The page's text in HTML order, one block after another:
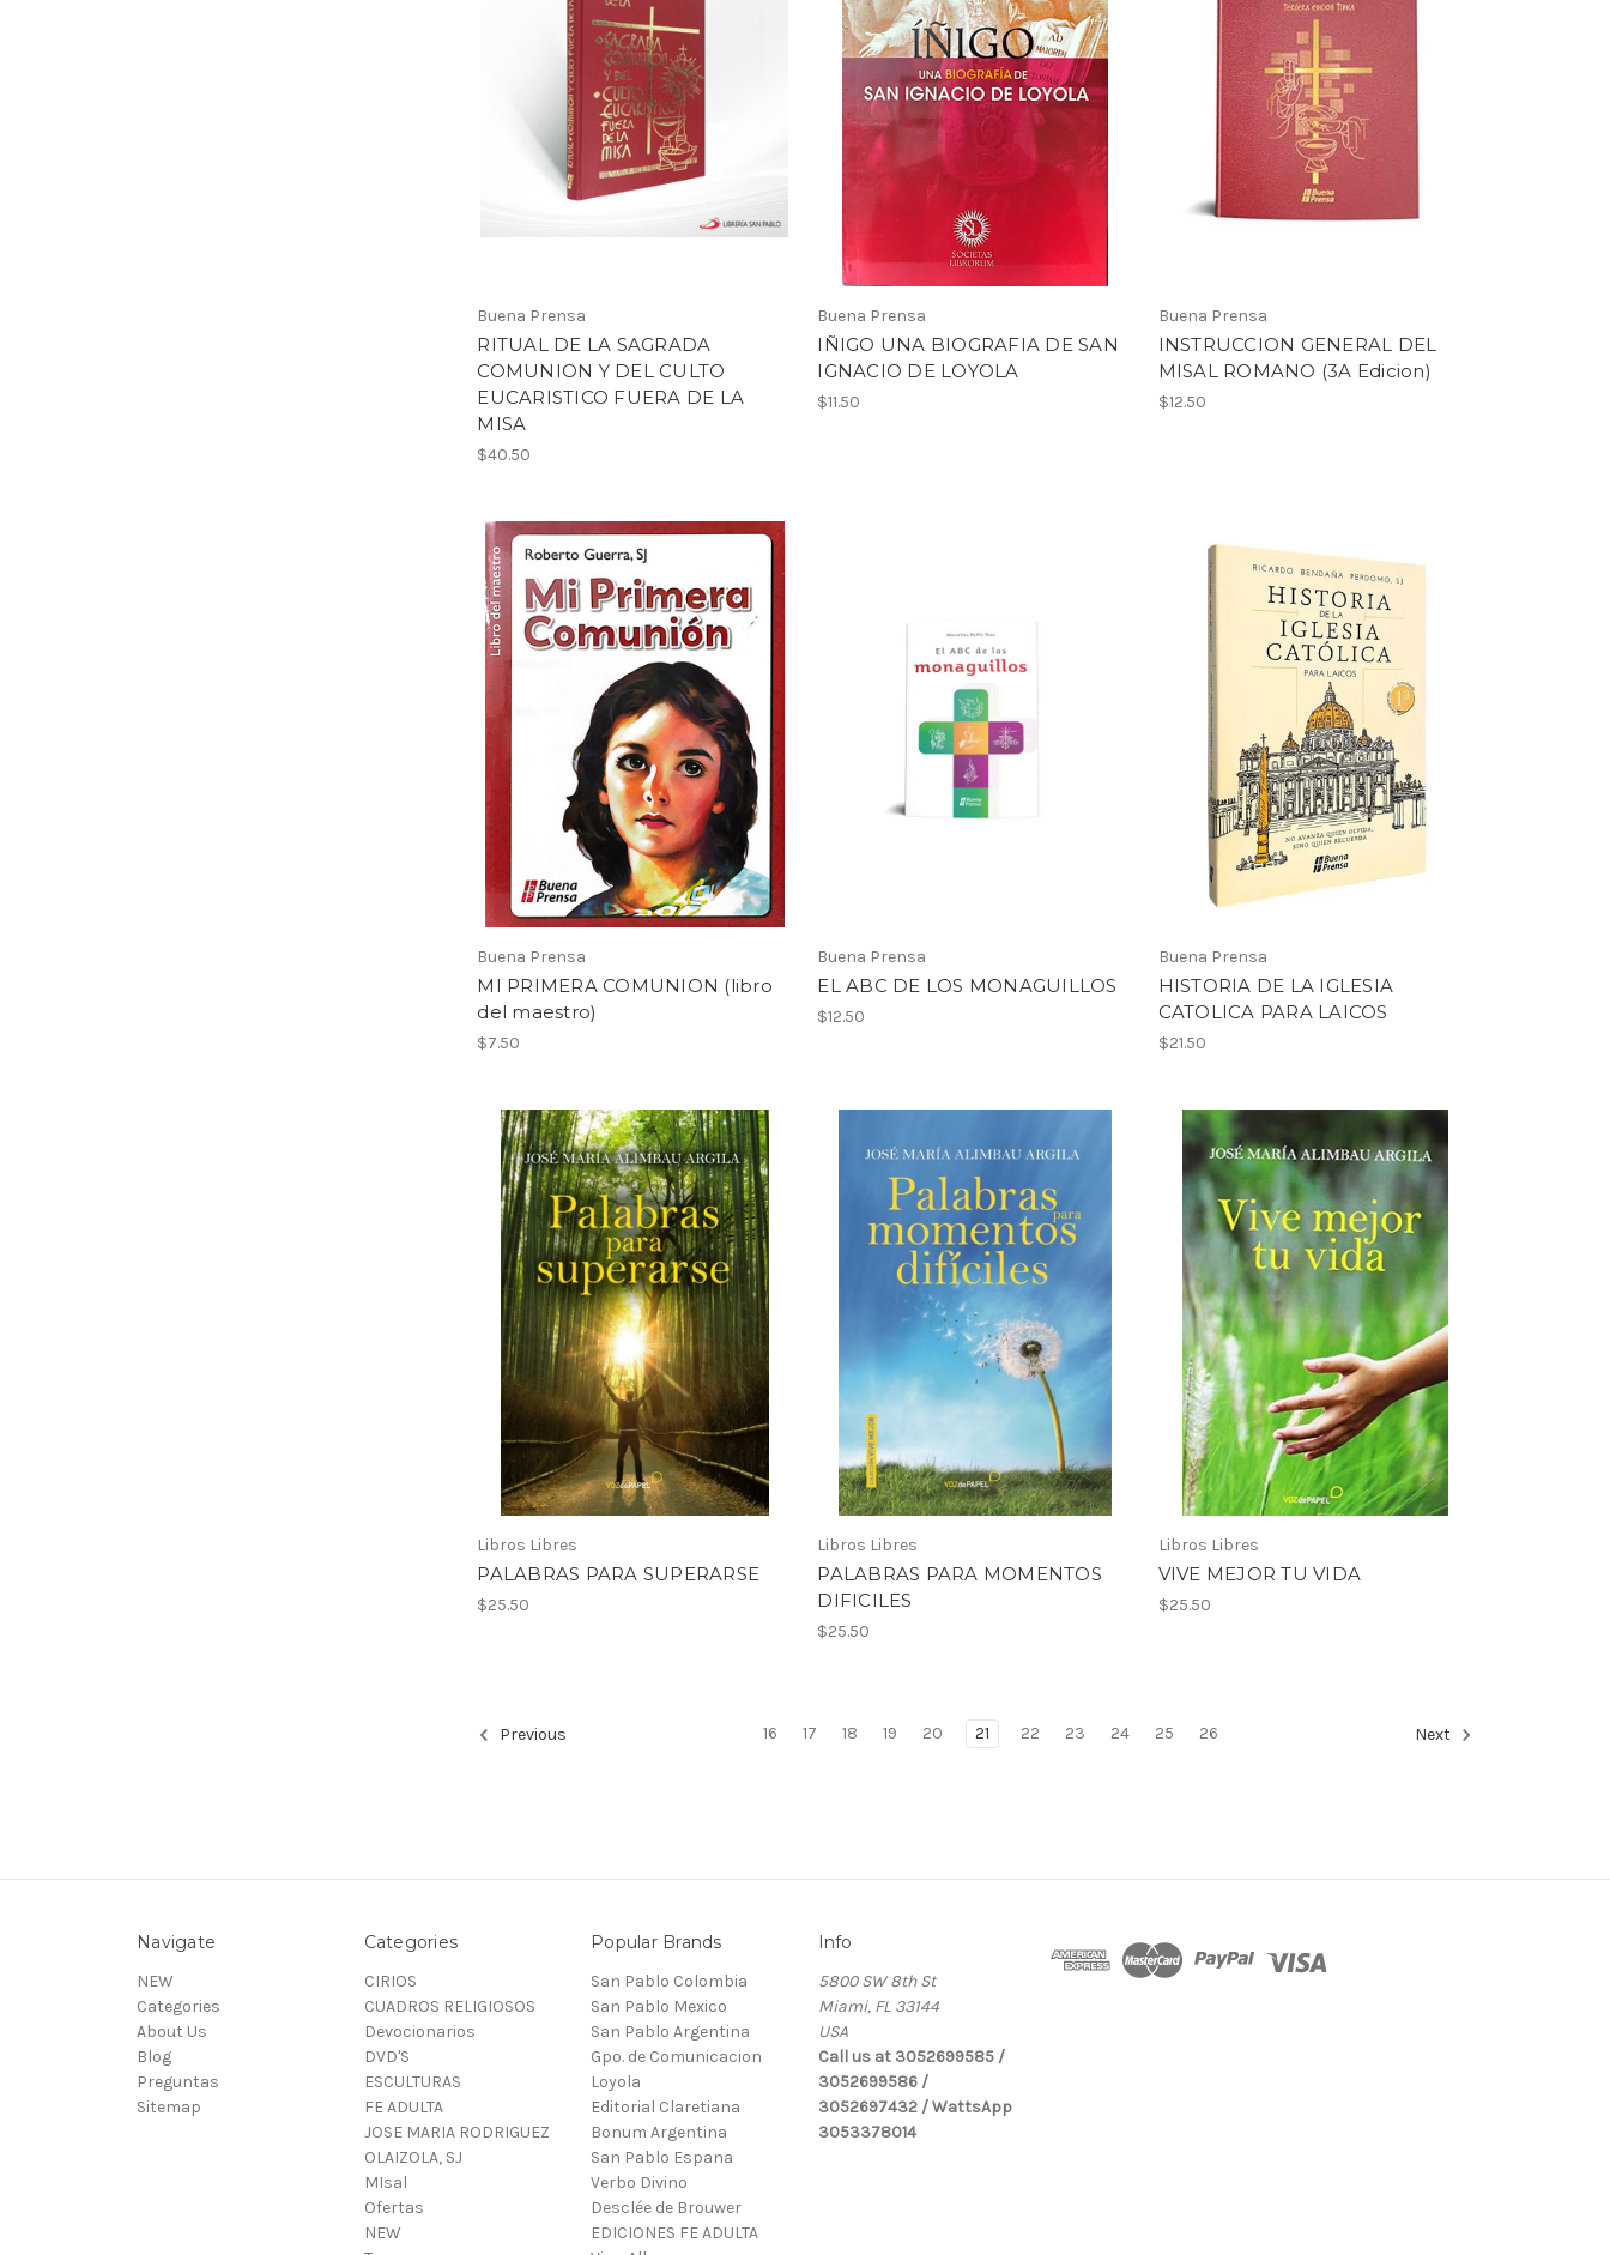
Buena Prensa
RITUAL DE LA SAGRADA
COMUNION Y DEL CULTO
EUCARISTICO FUERA DE LA
MISA
$40.50
Buena Prensa
IÑIGO UNA BIOGRAFIA DE SAN
IGNACIO DE LOYOLA
$11.50
Buena Prensa
INSTRUCCION GENERAL DEL
MISAL ROMANO (3A Edicion)
$12.50
Buena Prensa
MI PRIMERA COMUNION (libro
del maestro)
$7.50
Buena Prensa
EL ABC DE LOS MONAGUILLOS
$12.50
Buena Prensa
HISTORIA DE LA IGLESIA
CATOLICA PARA LAICOS
$21.50
Libros Libres
PALABRAS PARA SUPERARSE
$25.50
Libros Libres
PALABRAS PARA MOMENTOS
DIFICILES
$25.50
Libros Libres
VIVE MEJOR TU VIDA
$25.50
Previous 16 17 18 19 20 21 22 23 24 25 26 Next
Navigate
NEW
Categories
About Us
Blog
Preguntas
Sitemap
Categories
CIRIOS
CUADROS RELIGIOSOS
Devocionarios
DVD'S
ESCULTURAS
FE ADULTA
JOSE MARIA RODRIGUEZ
OLAIZOLA, SJ
MIsal
Ofertas
NEW
Popular Brands
San Pablo Colombia
San Pablo Mexico
San Pablo Argentina
Gpo. de Comunicacion
Loyola
Editorial Claretiana
Bonum Argentina
San Pablo Espana
Verbo Divino
Desclée de Brouwer
EDICIONES FE ADULTA
Info
5800 SW 8th St
Miami, FL 33144
USA
Call us at 3052699585 /
3052699586 /
3052697432 / WattsApp
3053378014